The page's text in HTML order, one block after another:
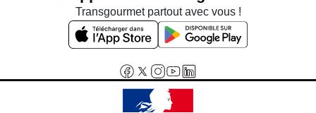
Transgourmet partout avec vous !